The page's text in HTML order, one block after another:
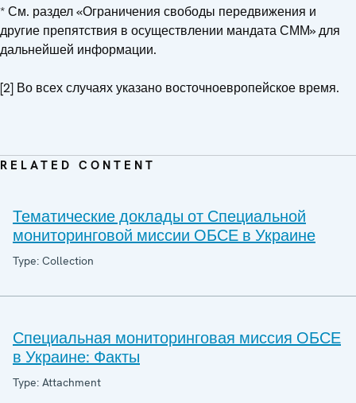
* См. раздел «Ограничения свободы передвижения и
другие препятствия в осуществлении мандата СММ» для
дальнейшей информации.
[2] Во всех случаях указано восточноевропейское время.
RELATED CONTENT
Тематические доклады от Специальной
мониторинговой миссии ОБСЕ в Украине
Type: Collection
Специальная мониторинговая миссия ОБСЕ
в Украине: Факты
Type: Attachment